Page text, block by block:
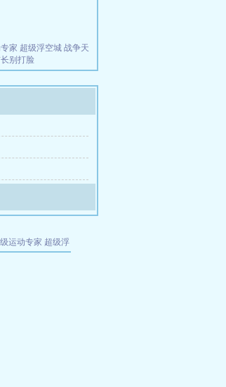
家 超级浮空城 战争天
别打脸
运动专家 超级浮